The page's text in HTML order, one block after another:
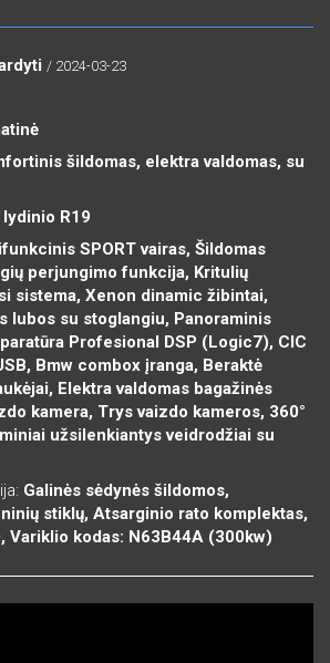
/ 2024-03-23
šildomas, elektra valdomas, su
R19
SPORT vairas, Šildomas
perjungimo funkcija, Kritulių
sistema, Xenon dinamic žibintai,
lubos su stoglangiu, Panoraminis
Profesional DSP (Logic7), CIC
Bmw combox įranga, Beraktė
Elektra valdomas bagažinės
kamera, Trys vaizdo kameros, 360°
užsilenkiantys veidrodžiai su
Galinės sėdynės šildomos,
stiklų, Atsarginio rato komplektas,
Variklio kodas: N63B44A (300kw)